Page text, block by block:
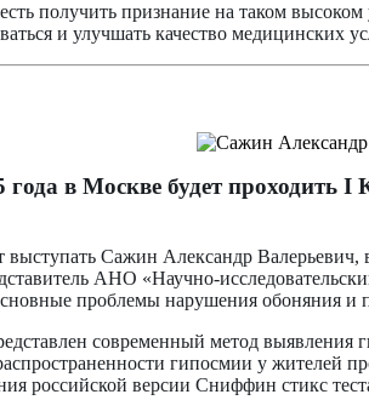
получить признание на таком
и улучшать качество медицинских
года в Москве будет проходить
выступать Сажин Александр
АНО «Научно-
проблемы нарушения обоняния и
современный метод
гипосмии у жителей
российской версии Сниффин стикс